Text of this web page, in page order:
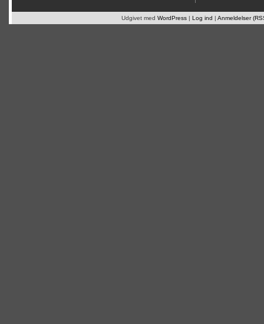
Udgivet med WordPress | Log ind | Anmeldelser